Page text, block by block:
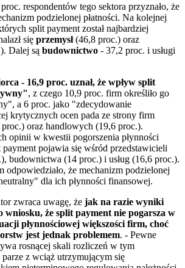
respondentów tego sektora przyznało, że
podzielonej płatności. Na kolejnej
split payment został najbardziej
się przemysł(46,8 proc.) oraz
Dalej są budownictwo - 37,2 proc. i usługi
- 16,9 proc. uznał, że wpływ split
, z czego 10,9 proc. firm określiło go
a 6 proc. jako "zdecydowanie
krytycznych ocen pada ze strony firm
oraz handlowych (19,6 proc.).
opinii w kwestii pogorszenia płynności
pojawia się wśród przedstawicieli
budownictwa (14 proc.) i usług (16,6 proc.).
odpowiedziało, że mechanizm podzielonej
dla ich płynności finansowej.
zwraca uwagę, że jak na razie wyniki
wniosku, że split payment nie pogarsza w
płynnościowej większości firm, choć
jest jednak problemem. - Pewne
rosnącej skali rozliczeń w tym
z wciąż utrzymującym się